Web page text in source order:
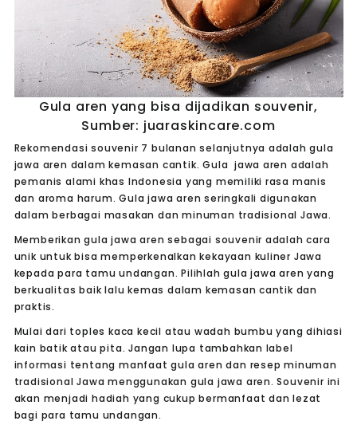
Gula aren yang bisa dijadikan souvenir,
Sumber: juaraskincare.com
Rekomendasi souvenir 7 bulanan selanjutnya adalah gula
jawa aren dalam kemasan cantik. Gula jawa aren adalah
pemanis alami khas Indonesia yang memiliki rasa manis
dan aroma harum. Gula jawa aren seringkali digunakan
dalam berbagai masakan dan minuman tradisional Jawa.
Memberikan gula jawa aren sebagai souvenir adalah cara
unik untuk bisa memperkenalkan kekayaan kuliner Jawa
kepada para tamu undangan. Pilihlah gula jawa aren yang
berkualitas baik lalu kemas dalam kemasan cantik dan
praktis.
Mulai dari toples kaca kecil atau wadah bumbu yang dihiasi
kain batik atau pita. Jangan lupa tambahkan label
informasi tentang manfaat gula aren dan resep minuman
tradisional Jawa menggunakan gula jawa aren. Souvenir ini
akan menjadi hadiah yang cukup bermanfaat dan lezat
bagi para tamu undangan.